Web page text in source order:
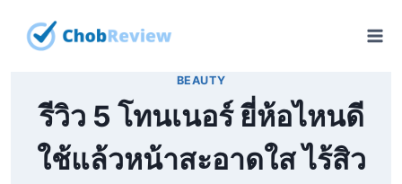
BEAUTY
รีวิว 5 โทนเนอร์ ยี่ห้อไหนดี
ใช้แล้วหน้าสะอาดใส ไร้สิว